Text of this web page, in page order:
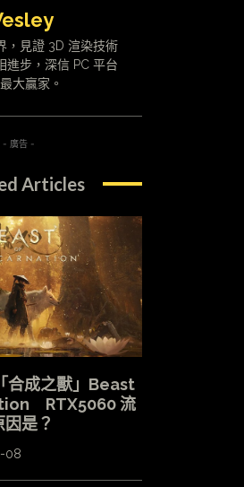
，見證 3D 渲染技術
進步，深信 PC 平台
大贏家。
- 廣告 -
Articles
合成之獸」Beast
RTX5060 流
是？
08